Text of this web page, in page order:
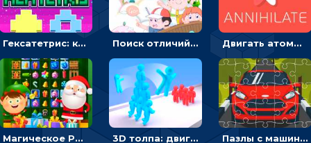
Гексатетрис: кидать блок, чтобы складывать три в ряд - головоломка Поиск отличий на картинках с детьми - головоломка Двигать атомы, чтобы соединить – головоломка
Магическое Рождество: соедини три в ряд и выполни задание 3D толпа: двигаться и собирать цветных человечков Пазлы с машинами Форд: собирать картинки и открывать новые